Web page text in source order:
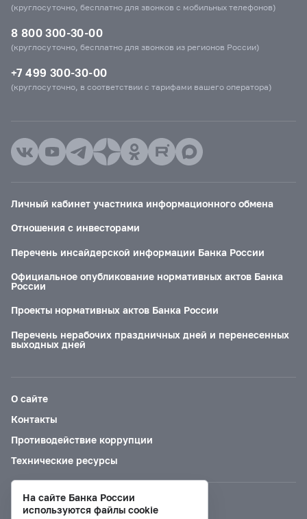
(круглосуточно, бесплатно для звонков с мобильных телефонов)
8 800 300-30-00
(круглосуточно, бесплатно для звонков из регионов России)
+7 499 300-30-00
(круглосуточно, в соответствии с тарифами вашего оператора)
Личный кабинет участника информационного обмена
Отношения с инвесторами
Перечень инсайдерской информации Банка России
Официальное опубликование нормативных актов Банка
России
Проекты нормативных актов Банка России
Перечень нерабочих праздничных дней и перенесенных
выходных дней
О сайте
Контакты
Противодействие коррупции
Технические ресурсы
Версия для слабовидящих
На сайте Банка России
используются файлы cookie